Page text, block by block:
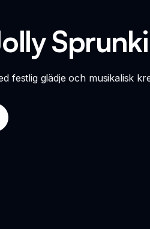
festlig glädje och musikalisk